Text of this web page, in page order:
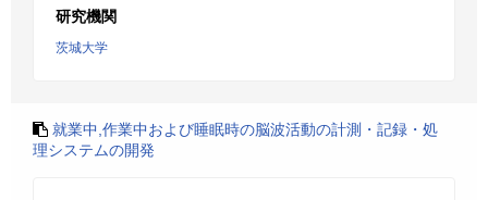
研究機関
茨城大学
就業中,作業中および睡眠時の脳波活動の計測・記録・処
理システムの開発